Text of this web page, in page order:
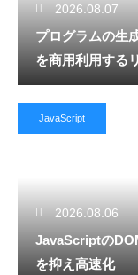
2026.08.07
プログラムの生
を商用利用する
JavaScript
2026.08.06
JavaScriptの
を抑え高速化